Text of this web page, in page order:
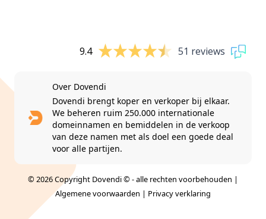
9.4 51 reviews
Over Dovendi
Dovendi brengt koper en verkoper bij elkaar.
We beheren ruim 250.000 internationale
domeinnamen en bemiddelen in de verkoop
van deze namen met als doel een goede deal
voor alle partijen.
© 2026 Copyright Dovendi © - alle rechten voorbehouden |
Algemene voorwaarden | Privacy verklaring